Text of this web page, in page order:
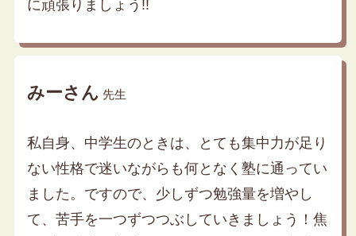
に頑張りましょう!!
みーさん 先生
私自身、中学生のときは、とても集中力が足り
ない性格で迷いながらも何となく塾に通ってい
ました。ですので、少しずつ勉強量を増やし
て、苦手を一つずつつぶしていきましょう！焦